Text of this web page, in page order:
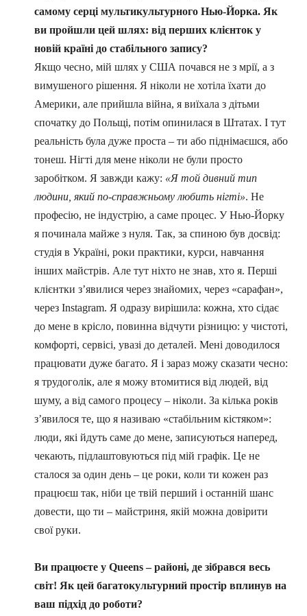
самому серці мультикультурного Нью-Йорка. Як
ви пройшли цей шлях: від перших клієнток у
новій країні до стабільного запису?
Якщо чесно, мій шлях у США почався не з мрії, а з
вимушеного рішення. Я ніколи не хотіла їхати до
Америки, але прийшла війна, я виїхала з дітьми
спочатку до Польщі, потім опинилася в Штатах. І тут
реальність була дуже проста – ти або піднімаєшся, або
тонеш. Нігті для мене ніколи не були просто
заробітком. Я завжди кажу: «Я той дивний тип
людини, який по-справжньому любить нігті». Не
професію, не індустрію, а саме процес. У Нью-Йорку
я починала майже з нуля. Так, за спиною був досвід:
студія в Україні, роки практики, курси, навчання
інших майстрів. Але тут ніхто не знав, хто я. Перші
клієнтки з’явилися через знайомих, через «сарафан»,
через Instagram. Я одразу вирішила: кожна, хто сідає
до мене в крісло, повинна відчути різницю: у чистоті,
комфорті, сервісі, увазі до деталей. Мені доводилося
працювати дуже багато. Я і зараз можу сказати чесно:
я трудоголік, але я можу втомитися від людей, від
шуму, а від самого процесу – ніколи. За кілька років
з’явилося те, що я називаю «стабільним кістяком»:
люди, які йдуть саме до мене, записуються наперед,
чекають, підлаштовуються під мій графік. Це не
сталося за один день – це роки, коли ти кожен раз
працюєш так, ніби це твій перший і останній шанс
довести, що ти – майстриня, якій можна довірити
свої руки.
Ви працюєте у Queens – районі, де зібрався весь
світ! Як цей багатокультурний простір вплинув на
ваш підхід до роботи?